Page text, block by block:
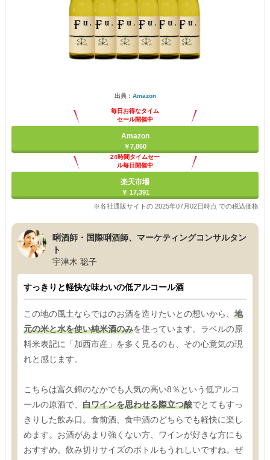
出典： Amazon
毎日お得なタイム
セール開催中
Amazon
￥7,860
24時間タイムセー
ル毎日開催中
楽天市場
￥ 17,391
※各社通販サイトの 2025年07月02日時点 での税込価格
唎酒師・国際唎酒師、マーケティングコンサルタン
ト
宇津木 聡子
すっきりと軽快な味わいの低アルコール酒
この地の風土ならではのお酒を造りたいとの想いから、 地
元の米と水を使い純米酒のみを使っています。ラベルの原
料米表記に「加西市産」を多く見るのも、その心意気の現
れと感じます。
こちらは富久錦のなかでも人気の高い8％という低アルコ
ールの原酒で、 白ワインを思わせる際立つ酸でとてもすっ
きりした飲み口。食前酒、食中酒のどちらでも軽快に楽し
めます。お酒があまり強くない方、ワインが好きな方にも
おすすめ。飲み切りサイズのボトルもうれしいですね。ぜ